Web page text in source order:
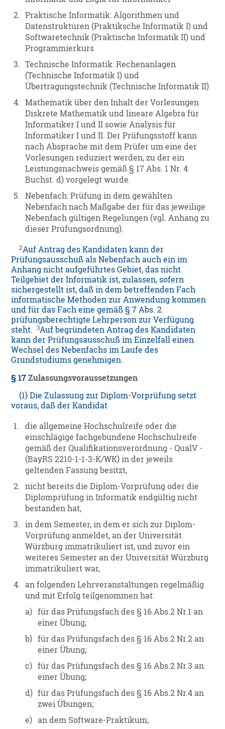
2. Praktische Informatik: Algorithmen und
Datenstrukturen (Praktiksche Informatik I) und
Softwaretechnik (Praktische Informatik II) und
Programmierkurs
3. Technische Informatik: Rechenanlagen
(Technische Informatik I) und
Übertragungstechnik (Technische Informatik II)
4. Mathematik über den Inhalt der Vorlesungen
Diskrete Mathematik und lineare Algebra für
Informatiker I und II sowie Analysis für
Informatiker I und II. Der Prüfungsstoff kann
nach Absprache mit dem Prüfer um eine der
Vorlesungen reduziert werden, zu der ein
Leistungsnachweis gemäß § 17 Abs. 1 Nr. 4
Buchst. d) vorgelegt wurde.
5.
Nebenfach: Prüfung in dem gewählten
Nebenfach nach Maßgabe der für das jeweilige
Nebenfach gültigen Regelungen (vgl. Anhang zu
dieser Prüfungsordnung).
2Auf Antrag des Kandidaten kann der
Prüfungsausschuß als Nebenfach auch ein im
Anhang nicht aufgeführtes Gebiet, das nicht
Teilgebiet der Informatik ist, zulassen, sofern
sichergestellt ist, daß in dem betreffenden Fach
informatische Methoden zur Anwendung kommen
und für das Fach eine gemäß § 7 Abs. 2
prüfungsberechtigte Lehrperson zur Verfügung
steht.3Auf begründeten Antrag des Kandidaten
kann der Prüfungsausschuß im Einzelfall einen
Wechsel des Nebenfachs im Laufe des
Grundstudiums genehmigen.
§ 17 Zulassungsvoraussetzungen
(1) Die Zulassung zur Diplom-Vorprüfung setzt
voraus, daß der Kandidat
1.
die allgemeine Hochschulreife oder die
einschlägige fachgebundene Hochschulreife
gemäß der Qualifikationsverordnung - QualV -
(BayRS 2210-1-1-3-K/WK) in der jeweils
geltenden Fassung besitzt,
2. nicht bereits die Diplom-Vorprüfung oder die
Diplomprüfung in Informatik endgültig nicht
bestanden hat,
3. in dem Semester, in dem er sich zur Diplom-
Vorprüfung anmeldet, an der Universität
Würzburg immatrikuliert ist, und zuvor ein
weiteres Semester an der Universität Würzburg
immatrikuliert war,
4. an folgenden Lehrveranstaltungen regelmäßig
und mit Erfolg teilgenommen hat:
a) für das Prüfungsfach des § 16 Abs.2 Nr.1 an
einer Übung;
b) für das Prüfungsfach des § 16 Abs.2 Nr.2 an
einer Übung;
c) für das Prüfungsfach des § 16 Abs.2 Nr.3 an
einer Übung;
d) für das Prüfungsfach des § 16 Abs.2 Nr.4 an
zwei Übungen;
e) an dem Software-Praktikum;